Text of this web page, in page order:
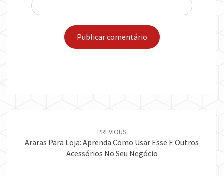
PREVIOUS
Araras Para Loja: Aprenda Como Usar Esse E Outros
Acessórios No Seu Negócio